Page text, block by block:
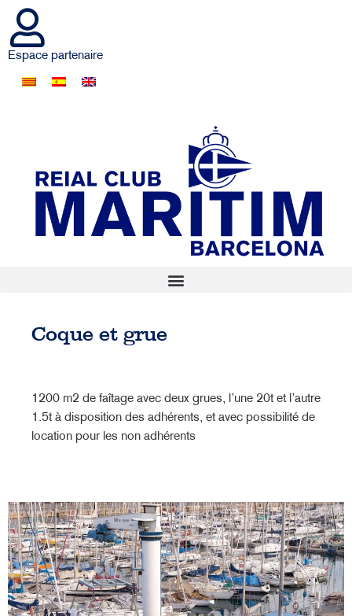
Espace partenaire
Coque et grue
1200 m2 de faîtage avec deux grues, l’une 20t et l’autre
1.5t à disposition des adhérents, et avec possibilité de
location pour les non adhérents